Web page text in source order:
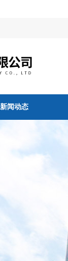
新闻动态